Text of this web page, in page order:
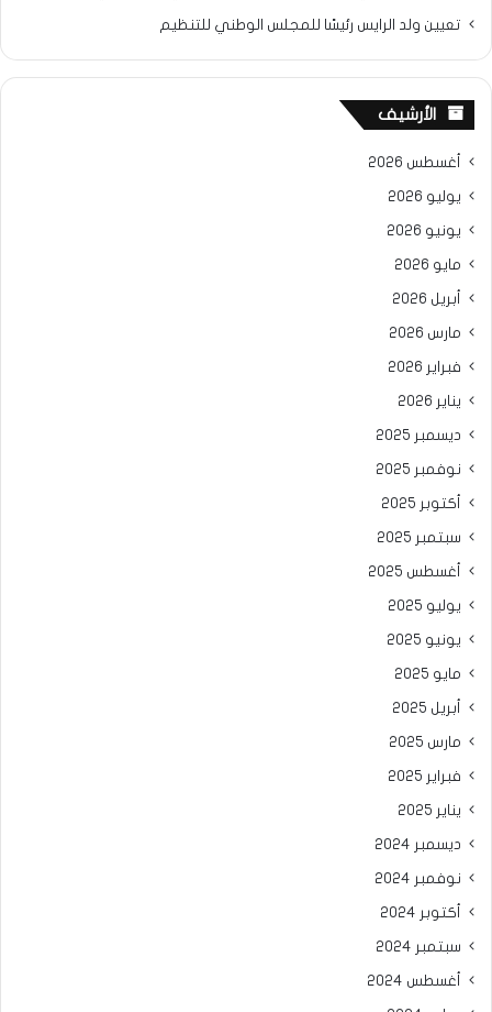
تعيين ولد الرايس رئيسًا للمجلس الوطني للتنظيم
الأرشيف
أغسطس 2026
يوليو 2026
يونيو 2026
مايو 2026
أبريل 2026
مارس 2026
فبراير 2026
يناير 2026
ديسمبر 2025
نوفمبر 2025
أكتوبر 2025
سبتمبر 2025
أغسطس 2025
يوليو 2025
يونيو 2025
مايو 2025
أبريل 2025
مارس 2025
فبراير 2025
يناير 2025
ديسمبر 2024
نوفمبر 2024
أكتوبر 2024
سبتمبر 2024
أغسطس 2024